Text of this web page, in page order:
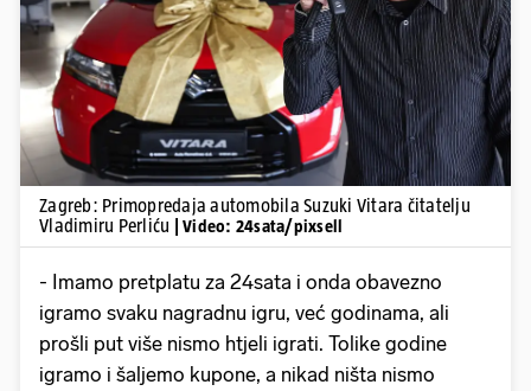
Pokretanje videa...
Zagreb: Primopredaja automobila Suzuki Vitara čitatelju
Vladimiru Perliću
| Video: 24sata/pixsell
- Imamo pretplatu za 24sata i onda obavezno
igramo svaku nagradnu igru, već godinama, ali
prošli put više nismo htjeli igrati. Tolike godine
igramo i šaljemo kupone, a nikad ništa nismo